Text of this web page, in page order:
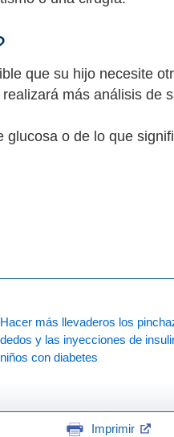
que su hijo necesite
más análisis de
o de lo que
Hacer más llevaderos los
dedos y las inyecciones de
niños con diabetes
Imprimir